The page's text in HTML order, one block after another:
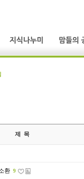
제 목
환 9